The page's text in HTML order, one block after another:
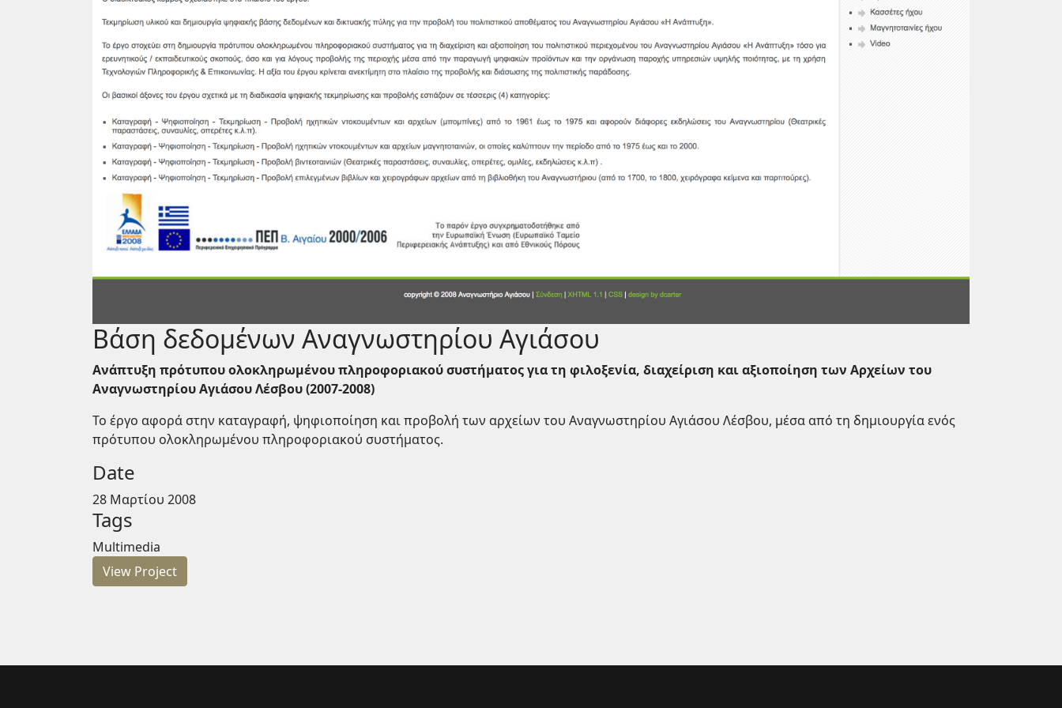
Βάση δεδομένων Αναγνωστηρίου Αγιάσου
Ανάπτυξη πρότυπου ολοκληρωμένου πληροφοριακού συστήματος για τη φιλοξενία, διαχείριση και αξιοποίηση των Αρχείων του
Αναγνωστηρίου Αγιάσου Λέσβου (2007-2008)
Το έργο αφορά στην καταγραφή, ψηφιοποίηση και προβολή των αρχείων του Αναγνωστηρίου Αγιάσου Λέσβου, μέσα από τη δημιουργία ενός
πρότυπου ολοκληρωμένου πληροφοριακού συστήματος.
Date
28 Μαρτίου 2008
Tags
Multimedia
View Project